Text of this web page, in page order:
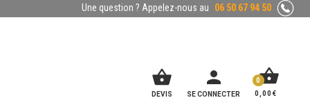
Une question ? Appelez-nous au 06 50 67 94 50
shopping_basket
DEVIS
person
SE CONNECTER
shopping_basket
0,00€
0